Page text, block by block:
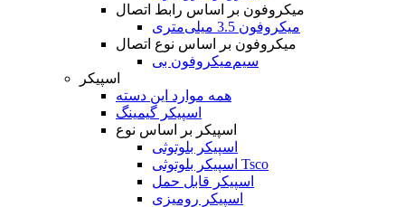
میکروفون بر اساس رابط اتصال
میکروفون 3.5 میلی‌متری
میکروفون بر اساس نوع اتصال
میکروفون بی‌‎سیم
اسپیکر
همه موارد این دسته
اسپیکر گیمینگ
اسپیکر بر اساس نوع
اسپیکر بلوتوثی
اسپیکر بلوتوثی Tsco
اسپیکر قابل حمل
اسپیکر رومیزی